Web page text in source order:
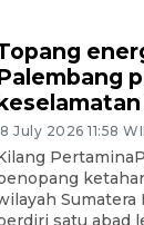
July 2026 11:58
Sumatera
satu abad